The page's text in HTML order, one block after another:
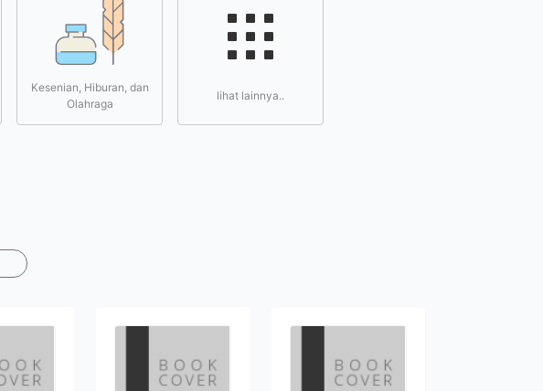
Kesenian, Hiburan, dan
Olahraga
lihat lainnya..